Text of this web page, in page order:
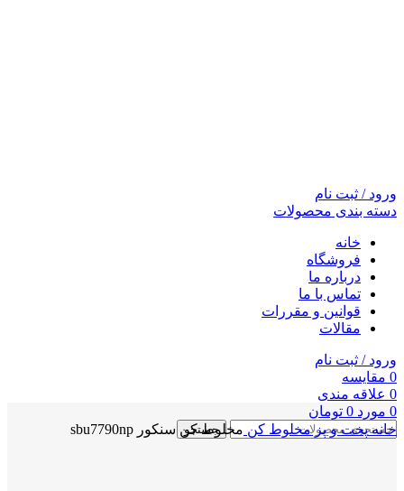
ورود / ثبت نام
دسته بندی محصولات
خانه
فروشگاه
درباره ما
تماس با ما
قوانین و مقررات
مقالات
ورود / ثبت نام
0 مقايسه
0 علاقه مندی
0 مورد 0 تومان
جستجو خانهپخت و پزمخلوط کن مخلوط کن سنکور sbu7790np